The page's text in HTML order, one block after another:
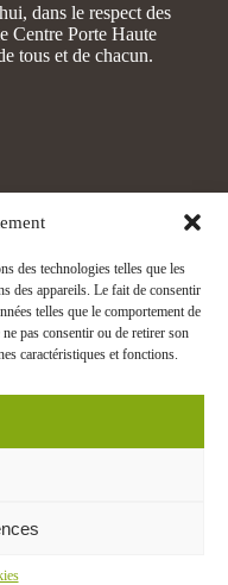
des technologies telles que les
des appareils. Le fait de consentir
telles que le comportement de
pas consentir ou de retirer son
caractéristiques et fonctions.
dans le respect des
Centre Porte Haute
tous et de chacun.